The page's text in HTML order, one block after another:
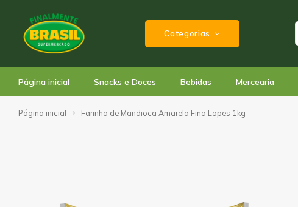
Categorias
Página inicial Snacks e Doces Bebidas Mercearia
Página inicial Farinha de Mandioca Amarela Fina Lopes 1kg